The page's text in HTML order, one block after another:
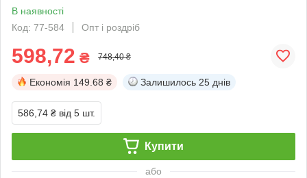
В наявності
Код: 77-584
Опт і роздріб
598,72 ₴ 748,40 ₴
Економія 149.68 ₴ Залишилось 25 днів
586,74 ₴ від 5 шт.
Купити
або